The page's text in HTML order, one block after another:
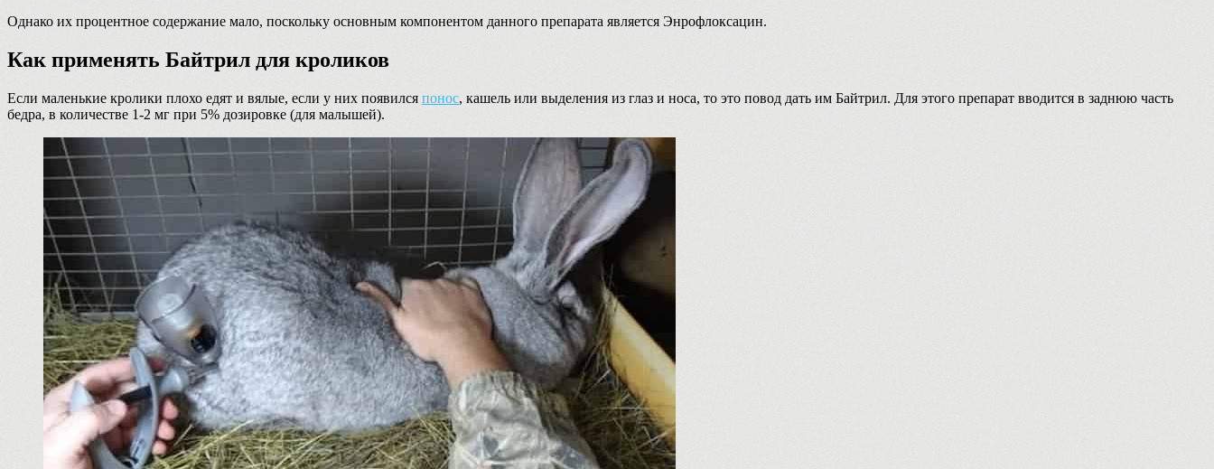
Однако их процентное содержание мало, поскольку основным компонентом данного препарата является Энрофлоксацин.
Как применять Байтрил для кроликов
Если маленькие кролики плохо едят и вялые, если у них появился понос, кашель или выделения из глаз и носа, то это повод дать им Байтрил. Для этого препарат вводится в заднюю часть
бедра, в количестве 1-2 мг при 5% дозировке (для малышей).